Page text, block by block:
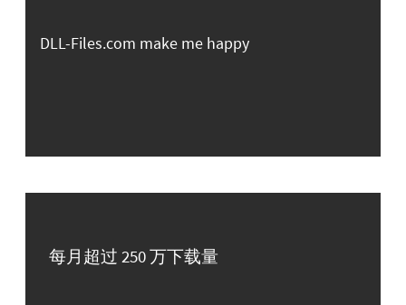
DLL-Files.com make me happy
每月超过 250 万下载量